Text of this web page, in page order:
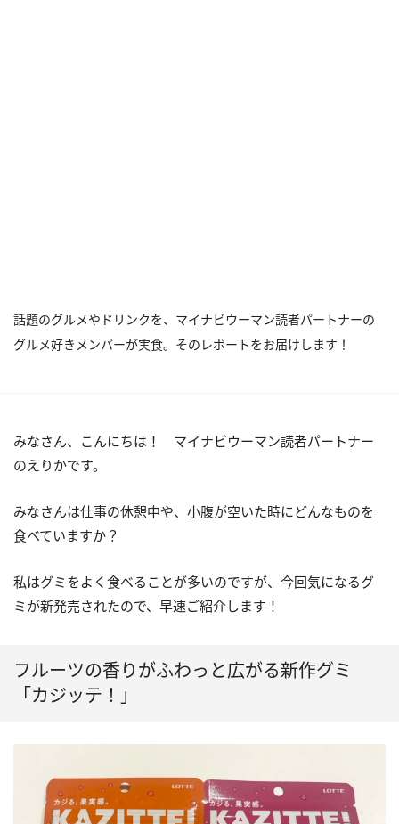
話題のグルメやドリンクを、マイナビウーマン読者パートナーの
グルメ好きメンバーが実食。そのレポートをお届けします！
みなさん、こんにちは！ マイナビウーマン読者パートナー
のえりかです。
みなさんは仕事の休憩中や、小腹が空いた時にどんなものを
食べていますか？
私はグミをよく食べることが多いのですが、今回気になるグ
ミが新発売されたので、早速ご紹介します！
フルーツの香りがふわっと広がる新作グミ
「カジッテ！」